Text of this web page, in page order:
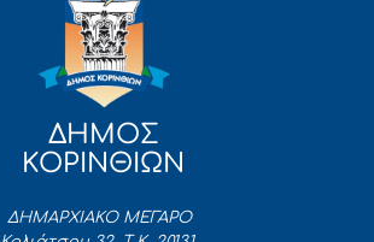
ΔΗΜΟΣ
ΚΟΡΙΝΘΙΩΝ
ΔΗΜΑΡΧΙΑΚΟ ΜΕΓΑΡΟ